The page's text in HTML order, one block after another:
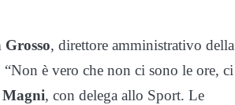
Grosso, direttore amministrativo della
è vero che non ci sono le ore, ci
, con delega allo Sport. Le